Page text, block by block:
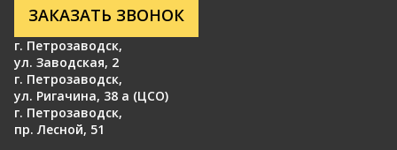
г. Петрозаводск,
ул. Заводская, 2
г. Петрозаводск,
ул. Ригачина, 38 а (ЦСО)
г. Петрозаводск,
пр. Лесной, 51
ЗАКАЗАТЬ ЗВОНОК